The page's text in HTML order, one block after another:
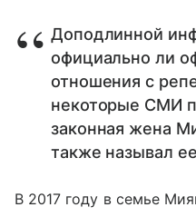
Доподлинной
официально ли
отношения с
некоторые СМИ
законная жена
также называл
В 2017 году в семье